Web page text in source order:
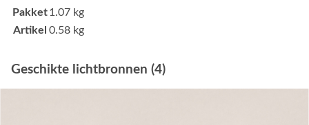
Pakket1.07 kg
Artikel 0.58 kg
Geschikte lichtbronnen (4)